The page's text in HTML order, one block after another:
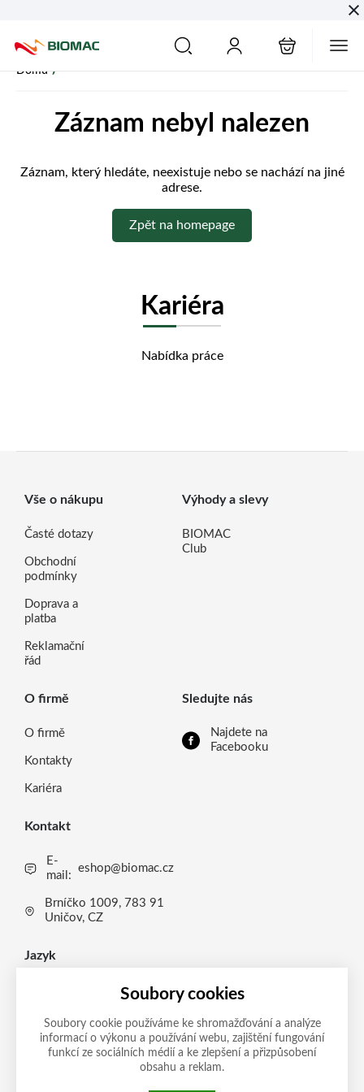
Domů /
Záznam nebyl nalezen
Záznam, který hledáte, neexistuje nebo se nachází na jiné
adrese.
Zpět na homepage
Kariéra
Nabídka práce
Vše o nákupu
Časté dotazy
Obchodní
podmínky
Doprava a
platba
Reklamační
řád
Výhody a slevy
BIOMAC
Club
O firmě
O firmě
Kontakty
Kariéra
Sledujte nás
Najdete na
Facebooku
Kontakt
E-
mail:
eshop@biomac.cz
Brníčko 1009, 783 91
Uničov, CZ
Jazyk
CS
Možnosti platby
Soubory cookies
Soubory cookie používáme ke shromažďování a analýze
informací o výkonu a používání webu, zajištění fungování
funkcí ze sociálních médií a ke zlepšení a přizpůsobení
obsahu a reklam.